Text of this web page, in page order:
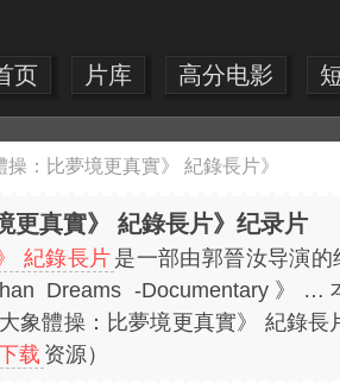
页 片库 高分电影
操：比夢境更真實》 紀錄長片》
更真實》 紀錄長片》纪录片
紀錄長片是一部由郭晉汝导演
than Dreams -
象體操：比夢境更真實》 紀錄
载 资源）